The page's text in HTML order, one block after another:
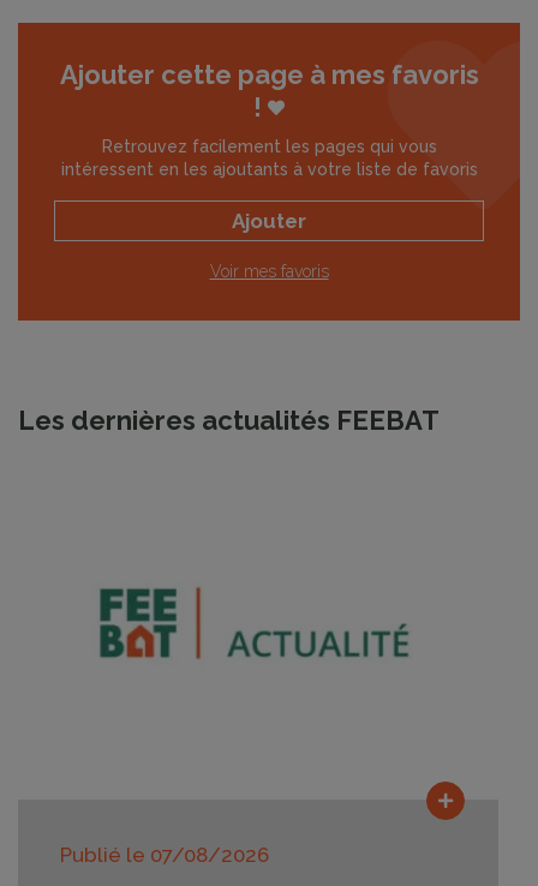
Ajouter cette page à mes favoris
!
Retrouvez facilement les pages qui vous
intéressent en les ajoutants à votre liste de favoris
Ajouter
Voir mes favoris
Les dernières actualités FEEBAT
Publié le 07/08/2026
Lire la